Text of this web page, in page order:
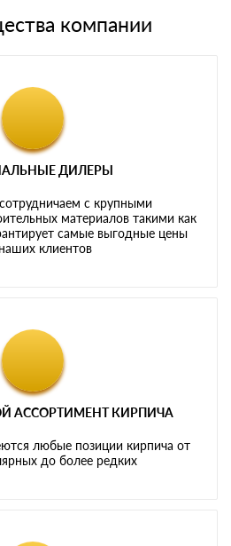
компании
ДИЛЕРЫ
с крупными
материалов такими как
самые выгодные цены
клиентов
АССОРТИМЕНТ КИРПИЧА
любые позиции кирпича от
до более редких